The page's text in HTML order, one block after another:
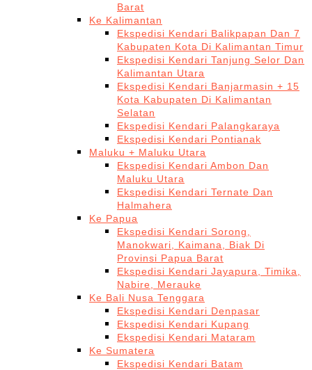
Barat
Ke Kalimantan
Ekspedisi Kendari Balikpapan Dan 7
Kabupaten Kota Di Kalimantan Timur
Ekspedisi Kendari Tanjung Selor Dan
Kalimantan Utara
Ekspedisi Kendari Banjarmasin + 15
Kota Kabupaten Di Kalimantan
Selatan
Ekspedisi Kendari Palangkaraya
Ekspedisi Kendari Pontianak
Maluku + Maluku Utara
Ekspedisi Kendari Ambon Dan
Maluku Utara
Ekspedisi Kendari Ternate Dan
Halmahera
Ke Papua
Ekspedisi Kendari Sorong,
Manokwari, Kaimana, Biak Di
Provinsi Papua Barat
Ekspedisi Kendari Jayapura, Timika,
Nabire, Merauke
Ke Bali Nusa Tenggara
Ekspedisi Kendari Denpasar
Ekspedisi Kendari Kupang
Ekspedisi Kendari Mataram
Ke Sumatera
Ekspedisi Kendari Batam